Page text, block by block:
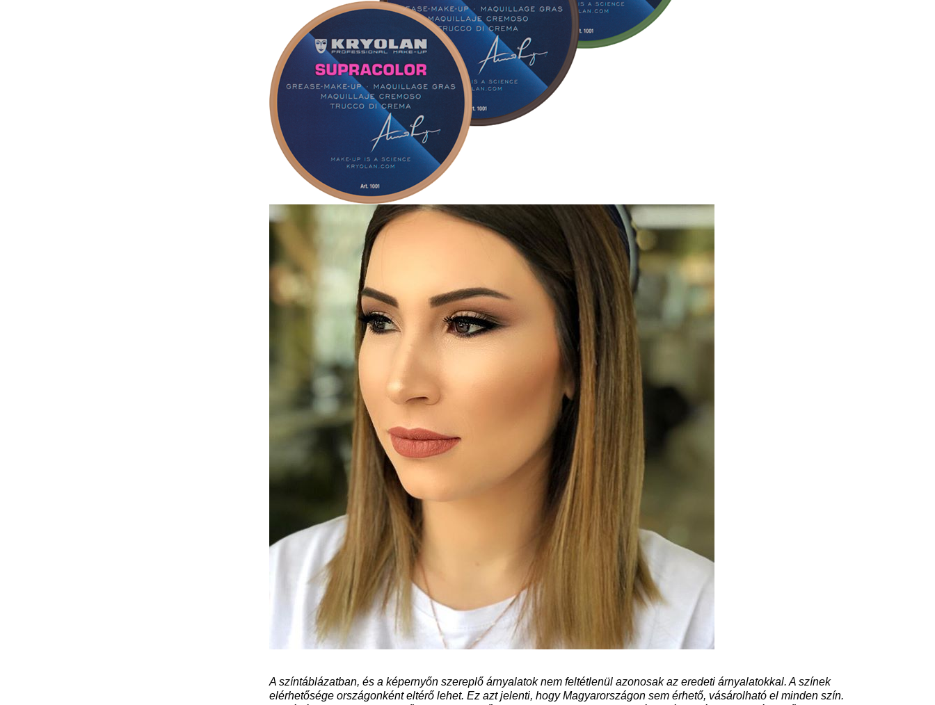
A színtáblázatban, és a képernyőn szereplő árnyalatok nem feltétlenül azonosak az eredeti árnyalatokkal. A színek
elérhetősége országonként eltérő lehet. Ez azt jelenti, hogy Magyarországon sem érhető, vásárolható el minden szín.